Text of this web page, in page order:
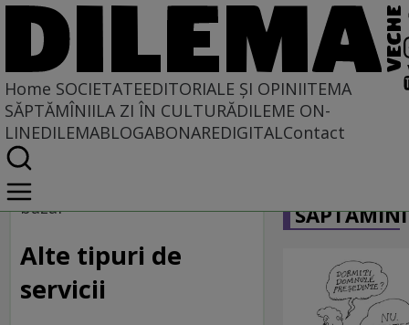
Home SOCIETATEEDITORIALE ȘI OPINIITEMA
SĂPTĂMÎNIILA ZI ÎN CULTURĂDILEME ON-
LINEDILEMABLOGABONAREDIGITALContact
Home
Societate
bazar
Alte tipuri de
servicii